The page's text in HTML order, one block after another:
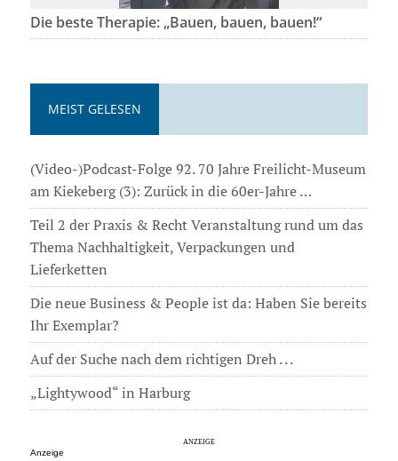
Die beste Therapie: „Bauen, bauen, bauen!“
MEIST GELESEN
(Video-)Podcast-Folge 92. 70 Jahre Freilicht-Museum
am Kiekeberg (3): Zurück in die 60er-Jahre …
Teil 2 der Praxis & Recht Veranstaltung rund um das
Thema Nachhaltigkeit, Verpackungen und
Lieferketten
Die neue Business & People ist da: Haben Sie bereits
Ihr Exemplar?
Auf der Suche nach dem richtigen Dreh . . .
„Lightywood“ in Harburg
Anzeige